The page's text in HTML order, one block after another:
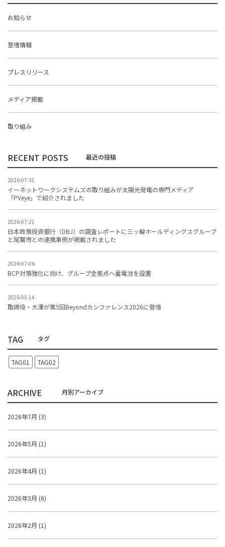
お知らせ
登壇情報
プレスリリース
メディア掲載
取り組み
RECENT POSTS
2026-07-31
イーネットワークシステムズの取り組みが太陽光発電の専門メディア
「PVeye」で紹介されました
2026-07-21
日本政策投資銀行（DBJ）の調査レポートに三ッ輪ホールディングスグループ
と尾鷲市との連携事例が掲載されました
2026-07-06
BCP対策強化に向け、グループ全拠点へ蓄電池を設置
2026-05-14
取締役・大澤が第5回Beyondカンファレンス2026に登壇
TAG
TAG01 TAG02
ARCHIVE
2026年7月 (3)
2026年5月 (1)
2026年4月 (1)
2026年3月 (6)
2026年2月 (1)